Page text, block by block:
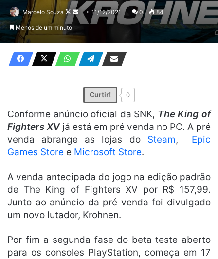
Marcelo Souza
Follow
on
X
Mande
um
e-
11/12/2021 0 84
Menos de um minuto
Curtir! 0
Conforme anúncio oficial da SNK, The King of
Fighters XV já está em pré venda no PC. A pré
venda abrange as lojas do Steam, Epic
Games Store e Microsoft Store.
A venda antecipada do jogo na edição padrão
de The King of Fighters XV por R$ 157,99.
Junto ao anúncio da pré venda foi divulgado
um novo lutador, Krohnen.
Por fim a segunda fase do beta teste aberto
para os consoles PlayStation, começa em 17